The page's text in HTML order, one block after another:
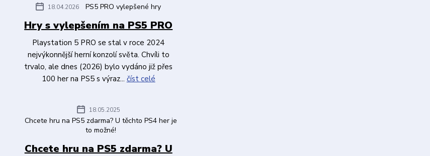
18.04.2026 PS5 PRO vylepšené hry
Hry s vylepšením na PS5 PRO
Playstation 5 PRO se stal v roce 2024
nejvýkonnější herní konzolí světa. Chvíli to
trvalo, ale dnes (2026) bylo vydáno již přes
100 her na PS5 s výraz... číst celé
18.05.2025
Chcete hru na PS5 zdarma? U těchto PS4 her je
to možné!
Chcete hru na PS5 zdarma? U